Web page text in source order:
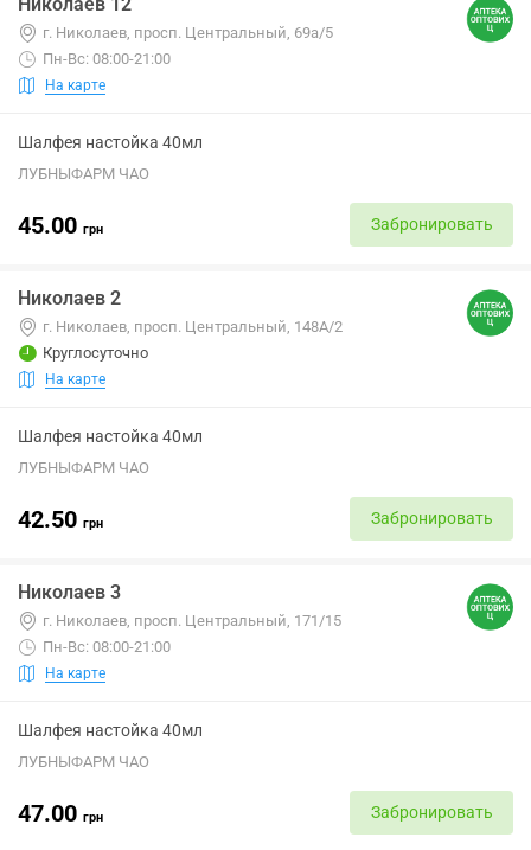
г. Николаев, просп. Центральный, 69а/5
Пн-Вс: 08:00-21:00
На карте
Шалфея настойка 40мл
ЛУБНЫФАРМ ЧАО
45.00 грн Забронировать
Николаев 2
г. Николаев, просп. Центральный, 148А/2
Круглосуточно
На карте
Шалфея настойка 40мл
ЛУБНЫФАРМ ЧАО
42.50 грн Забронировать
Николаев 3
г. Николаев, просп. Центральный, 171/15
Пн-Вс: 08:00-21:00
На карте
Шалфея настойка 40мл
ЛУБНЫФАРМ ЧАО
47.00 грн Забронировать